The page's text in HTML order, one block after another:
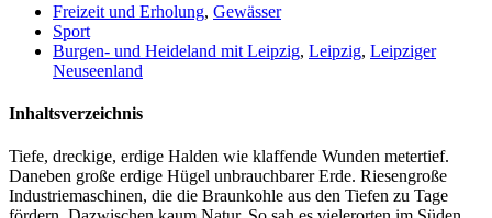
Freizeit und Erholung, Gewässer
Sport
Burgen- und Heideland mit Leipzig, Leipzig, Leipziger
Neuseenland
Inhaltsverzeichnis
Tiefe, dreckige, erdige Halden wie klaffende Wunden metertief.
Daneben große erdige Hügel unbrauchbarer Erde. Riesengroße
Industriemaschinen, die die Braunkohle aus den Tiefen zu Tage